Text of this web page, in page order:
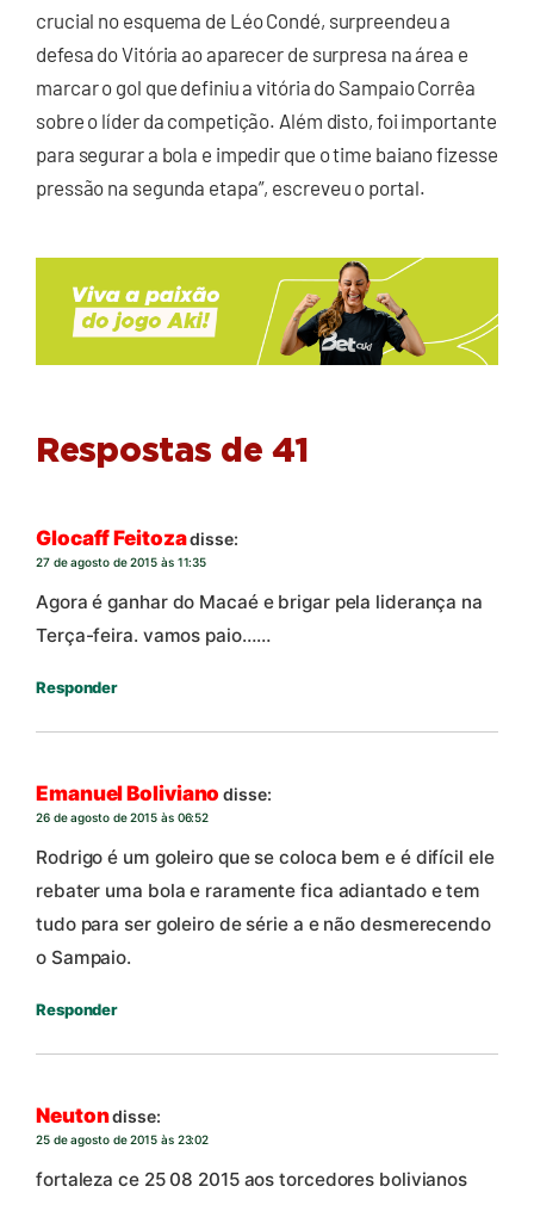
crucial no esquema de Léo Condé, surpreendeu a
defesa do Vitória ao aparecer de surpresa na área e
marcar o gol que definiu a vitória do Sampaio Corrêa
sobre o líder da competição. Além disto, foi importante
para segurar a bola e impedir que o time baiano fizesse
pressão na segunda etapa”, escreveu o portal.
Respostas de 41
Glocaff Feitozadisse:
27 de agosto de 2015 às 11:35
Agora é ganhar do Macaé e brigar pela liderança na
Terça-feira. vamos paio……
Responder
Emanuel Boliviano disse:
26 de agosto de 2015 às 06:52
Rodrigo é um goleiro que se coloca bem e é difícil ele
rebater uma bola e raramente fica adiantado e tem
tudo para ser goleiro de série a e não desmerecendo
o Sampaio.
Responder
Neutondisse:
25 de agosto de 2015 às 23:02
fortaleza ce 25 08 2015 aos torcedores bolivianos